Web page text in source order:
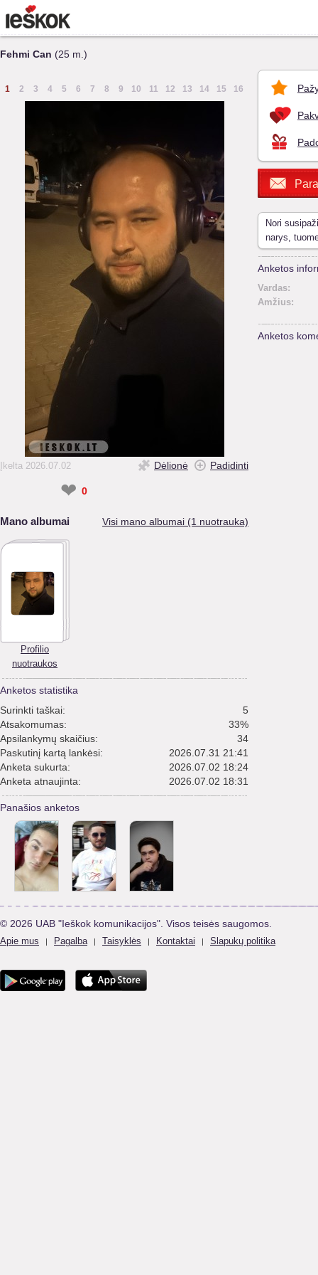
Fehmi Can (25 m.)
1 2 3 4 5 6 7 8 9 10 11 12 13 14 15 16
Įkelta 2026.07.02 Dėlionė Padidinti
❤ 0
Mano albumai Visi mano albumai (1 nuotrauka)
Profilio
nuotraukos
Anketos statistika
Surinkti taškai:
5
Atsakomumas:
33%
Apsilankymų skaičius:
34
Paskutinį kartą lankėsi:
2026.07.31 21:41
Anketa sukurta:
2026.07.02 18:24
Anketa atnaujinta:
2026.07.02 18:31
Panašios anketos
Nori
narys,
Anketos
Vardas:
Amžius:
Anketos
© 2026 UAB "Ieškok komunikacijos". Visos teisės saugomos.
Apie mus | Pagalba | Taisyklės | Kontaktai | Slapukų politika